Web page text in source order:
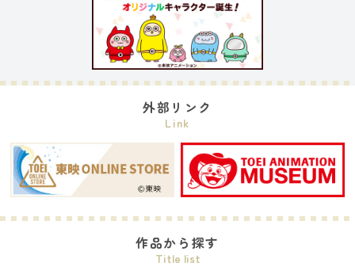
外部リンク
Link
作品から探す
Title list